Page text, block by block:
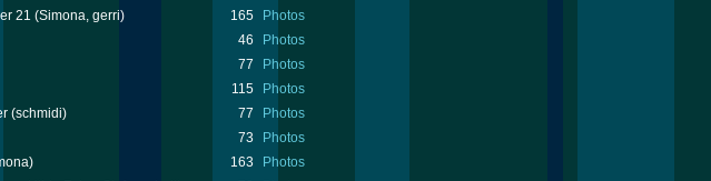
21 (Simona, gerri) 165
Photos
46
Photos
77
Photos
115
Photos
(schmidi) 77
Photos
73
Photos
163
Photos